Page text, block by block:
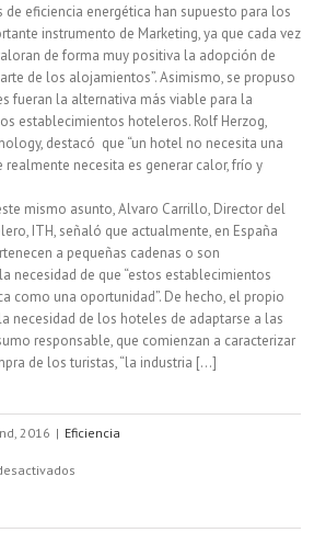
de eficiencia energética han supuesto para los
instrumento de Marketing, ya que cada vez
de forma muy positiva la adopción de
de los alojamientos”. Asimismo, se propuso
fueran la alternativa más viable para la
establecimientos hoteleros. Rolf Herzog,
destacó que “un hotel no necesita una
necesita es generar calor, frío y
mismo asunto, Alvaro Carrillo, Director del
ITH, señaló que actualmente, en España
a pequeñas cadenas o son
necesidad de que “estos establecimientos
como una oportunidad”. De hecho, el propio
necesidad de los hoteles de adaptarse a las
responsable, que comienzan a caracterizar
de los turistas, “la industria [...]
2016 | Eficiencia